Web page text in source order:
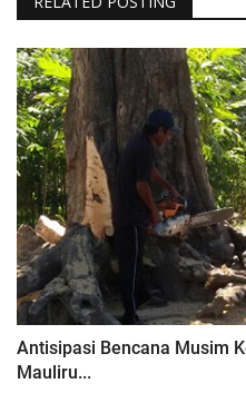
Antisipasi Bencana Musim
Mauliru...